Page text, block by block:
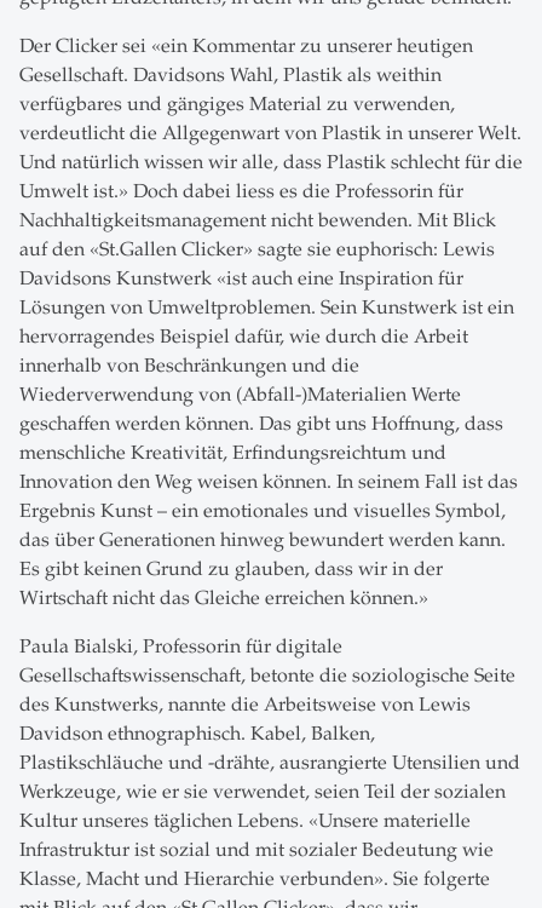
Der Clicker sei «ein Kommentar zu unserer heutigen
Gesellschaft. Davidsons Wahl, Plastik als weithin
verfügbares und gängiges Material zu verwenden,
verdeutlicht die Allgegenwart von Plastik in unserer Welt.
Und natürlich wissen wir alle, dass Plastik schlecht für die
Umwelt ist.» Doch dabei liess es die Professorin für
Nachhaltigkeitsmanagement nicht bewenden. Mit Blick
auf den «St.Gallen Clicker» sagte sie euphorisch: Lewis
Davidsons Kunstwerk «ist auch eine Inspiration für
Lösungen von Umweltproblemen. Sein Kunstwerk ist ein
hervorragendes Beispiel dafür, wie durch die Arbeit
innerhalb von Beschränkungen und die
Wiederverwendung von (Abfall-)Materialien Werte
geschaffen werden können. Das gibt uns Hoffnung, dass
menschliche Kreativität, Erfindungsreichtum und
Innovation den Weg weisen können. In seinem Fall ist das
Ergebnis Kunst – ein emotionales und visuelles Symbol,
das über Generationen hinweg bewundert werden kann.
Es gibt keinen Grund zu glauben, dass wir in der
Wirtschaft nicht das Gleiche erreichen können.»
Paula Bialski, Professorin für digitale
Gesellschaftswissenschaft, betonte die soziologische Seite
des Kunstwerks, nannte die Arbeitsweise von Lewis
Davidson ethnographisch. Kabel, Balken,
Plastikschläuche und -drähte, ausrangierte Utensilien und
Werkzeuge, wie er sie verwendet, seien Teil der sozialen
Kultur unseres täglichen Lebens. «Unsere materielle
Infrastruktur ist sozial und mit sozialer Bedeutung wie
Klasse, Macht und Hierarchie verbunden». Sie folgerte